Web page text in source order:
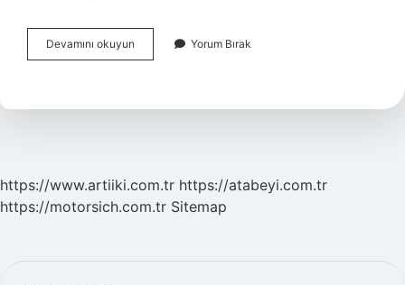
Devamını okuyun
Bozukluğu
Ne
Yorum Bırak
https://www.artiiki.com.tr https://atabeyi.com.tr
https://motorsich.com.tr Sitemap